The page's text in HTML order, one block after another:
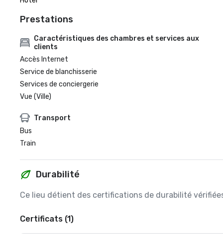
Prestations
Caractéristiques des chambres et services aux
clients
Accès Internet
Service de blanchisserie
Services de conciergerie
Vue (Ville)
Transport
Bus
Train
Durabilité
Ce lieu détient des certifications de durabilité
Certificats (1)